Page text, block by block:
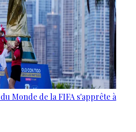
Monde de la FIFA s'apprête à